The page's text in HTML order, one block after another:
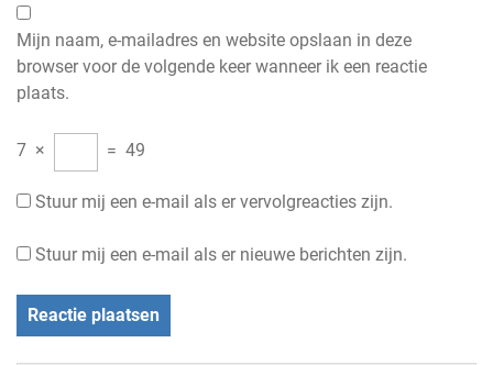
Mijn naam, e-mailadres en website opslaan in deze
browser voor de volgende keer wanneer ik een reactie
plaats.
7 × = 49
Stuur mij een e-mail als er vervolgreacties zijn.
Stuur mij een e-mail als er nieuwe berichten zijn.